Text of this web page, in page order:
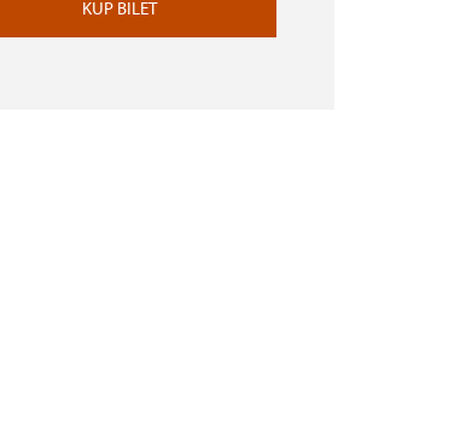
KUP BILET